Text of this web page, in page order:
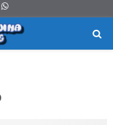
Whatsapp